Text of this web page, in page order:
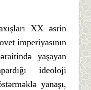
XX əsrin
imperiyasının
yaşayan
ideoloji
yanaşı,